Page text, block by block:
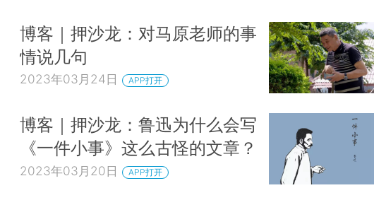
博客｜押沙龙：对马原老师的事
情说几句
2023年03月24日 APP打开
博客｜押沙龙：鲁迅为什么会写
《一件小事》这么古怪的文章？
2023年03月20日 APP打开